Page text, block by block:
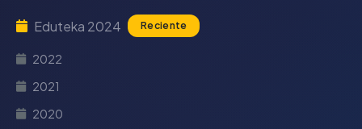
Eduteka 2024 Reciente
2022
2021
2020